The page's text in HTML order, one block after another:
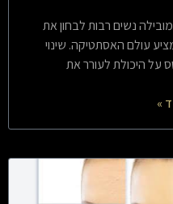
נשים רבות לבחון את
עולם האסתטיקה. שינוי
על היכולת לעורר את
»